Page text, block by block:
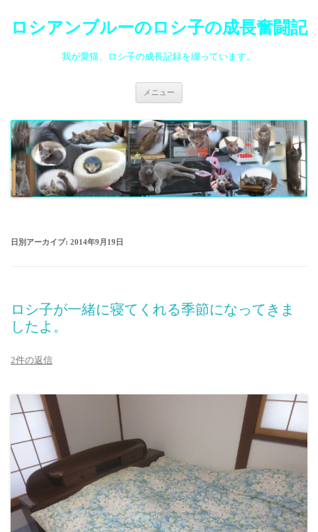
ロシアンブルーのロシ子の成長奮闘記
我が愛猫、ロシ子の成長記録を綴っています。
メニュー
ツ
へ
ス
キ
ッ
プ
日別アーカイブ: 2014年9月19日
ロシ子が一緒に寝てくれる季節になってきま
したよ。
2件の返信